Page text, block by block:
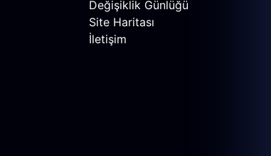
Değişiklik Günlüğü
Site Haritası
İletişim